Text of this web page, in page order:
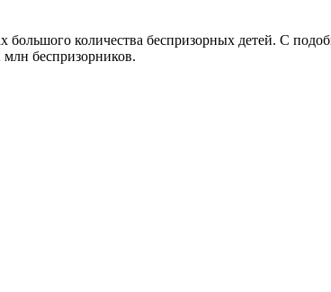
количества беспризорных детей. С
беспризорников.